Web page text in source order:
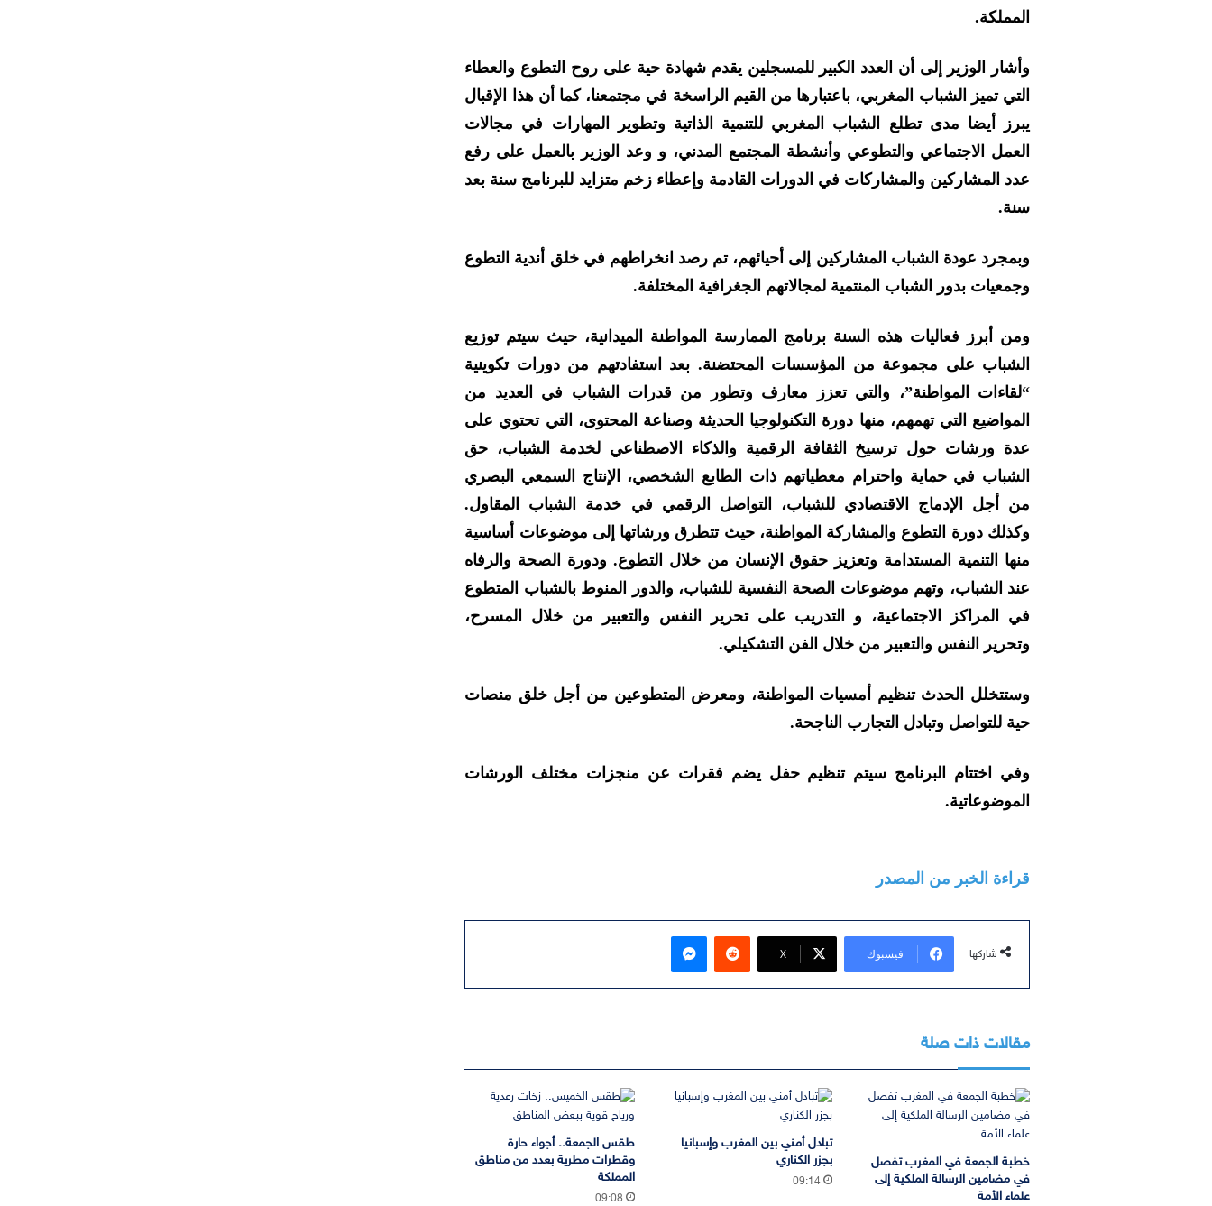
المملكة.
وأشار الوزير إلى أن العدد الكبير للمسجلين يقدم شهادة حية على روح التطوع والعطاء
التي تميز الشباب المغربي، باعتبارها من القيم الراسخة في مجتمعنا، كما أن هذا الإقبال
يبرز أيضا مدى تطلع الشباب المغربي للتنمية الذاتية وتطوير المهارات في مجالات
العمل الاجتماعي والتطوعي وأنشطة المجتمع المدني، و وعد الوزير بالعمل على رفع
عدد المشاركين والمشاركات في الدورات القادمة وإعطاء زخم متزايد للبرنامج سنة بعد
سنة.
وبمجرد عودة الشباب المشاركين إلى أحيائهم، تم رصد انخراطهم في خلق أندية التطوع
وجمعيات بدور الشباب المنتمية لمجالاتهم الجغرافية المختلفة.
ومن أبرز فعاليات هذه السنة برنامج الممارسة المواطنة الميدانية، حيث سيتم توزيع
الشباب على مجموعة من المؤسسات المحتضنة. بعد استفادتهم من دورات تكوينية
“لقاءات المواطنة”، والتي تعزز معارف وتطور من قدرات الشباب في العديد من
المواضيع التي تهمهم، منها دورة التكنولوجيا الحديثة وصناعة المحتوى، التي تحتوي على
عدة ورشات حول ترسيخ الثقافة الرقمية والذكاء الاصطناعي لخدمة الشباب، حق
الشباب في حماية واحترام معطياتهم ذات الطابع الشخصي، الإنتاج السمعي البصري
من أجل الإدماج الاقتصادي للشباب، التواصل الرقمي في خدمة الشباب المقاول.
وكذلك دورة التطوع والمشاركة المواطنة، حيث تتطرق ورشاتها إلى موضوعات أساسية
منها التنمية المستدامة وتعزيز حقوق الإنسان من خلال التطوع. ودورة الصحة والرفاه
عند الشباب، وتهم موضوعات الصحة النفسية للشباب، والدور المنوط بالشباب المتطوع
في المراكز الاجتماعية، و التدريب على تحرير النفس والتعبير من خلال المسرح،
وتحرير النفس والتعبير من خلال الفن التشكيلي.
وستتخلل الحدث تنظيم أمسيات المواطنة، ومعرض المتطوعين من أجل خلق منصات
حية للتواصل وتبادل التجارب الناجحة.
وفي اختتام البرنامج سيتم تنظيم حفل يضم فقرات عن منجزات مختلف الورشات
الموضوعاتية.
قراءة الخبر من المصدر
شاركها فيسبوك ‫X
ماسنجر
مقالات ذات صلة
خطبة الجمعة في المغرب تفصل
في مضامين الرسالة الملكية إلى
علماء الأمة
تبادل أمني بين المغرب وإسبانيا
بجزر الكناري
09:14
طقس الجمعة.. أجواء حارة
وقطرات مطرية بعدد من مناطق
المملكة
09:08